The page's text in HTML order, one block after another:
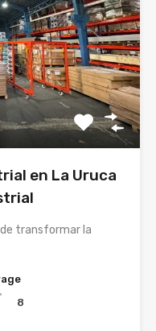
en La Uruca
transformar la
8